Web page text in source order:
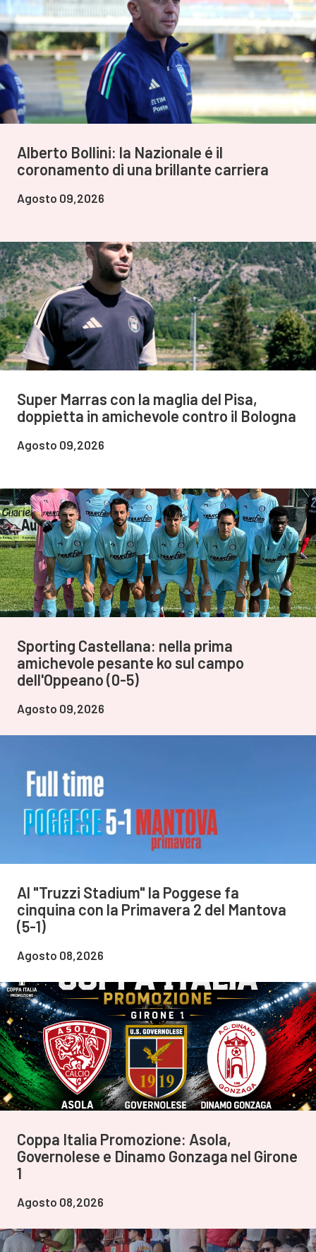
Alberto Bollini: la Nazionale é il
coronamento di una brillante carriera
Agosto 09,2026
Super Marras con la maglia del Pisa,
doppietta in amichevole contro il Bologna
Agosto 09,2026
Sporting Castellana: nella prima
amichevole pesante ko sul campo
dell'Oppeano (0-5)
Agosto 09,2026
Al "Truzzi Stadium" la Poggese fa
cinquina con la Primavera 2 del Mantova
(5-1)
Agosto 08,2026
Coppa Italia Promozione: Asola,
Governolese e Dinamo Gonzaga nel Girone
1
Agosto 08,2026